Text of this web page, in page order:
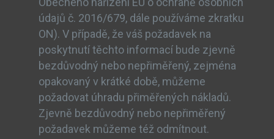
údajů č. 2016/679, dále používáme zkratku
ON). V případě, že váš požadavek na
poskytnutí těchto informací bude zjevně
bezdůvodný nebo nepřiměřený, zejména
opakovaný v krátké době, můžeme
požadovat úhradu přiměřených nákladů.
Zjevně bezdůvodný nebo nepřiměřený
požadavek můžeme též odmítnout.